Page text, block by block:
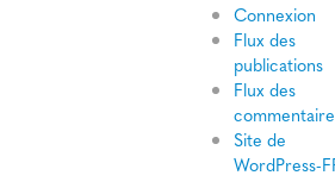
Connexion
Flux des
publications
Flux des
Site de
WordPress-